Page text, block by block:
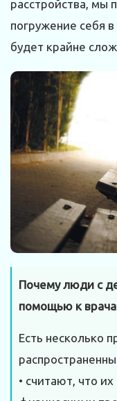
расстройства, мы
погружение себя
будет крайне
Почему люди с
помощью к
Есть несколько
• считают, что